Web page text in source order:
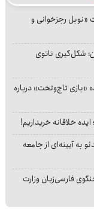
«نوبل رجزخوانی و
شکل‌گیری ناتوی
تاج‌وتخت» درباره
خلاقانه خریداریم!
به آیینه‌ای از جامعه
فارسی‌زبان وزارت